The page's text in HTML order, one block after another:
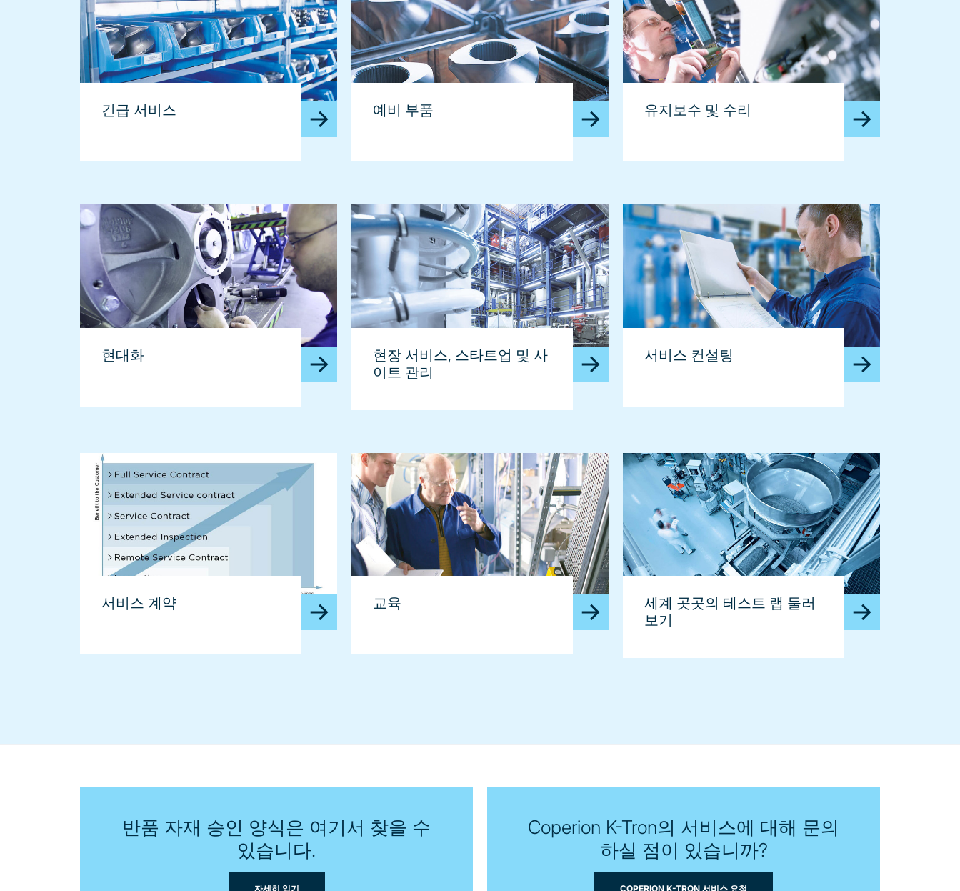
긴급 서비스 예비 부품 유지보수 및 수리
현대화
현장 서비스, 스타트업 및 사
이트 관리
서비스 컨설팅
서비스 계약 교육
세계 곳곳의 테스트 랩 둘러
보기
반품 자재 승인 양식은 여기서 찾을 수
있습니다.
자세히 읽기
Coperion K-Tron의 서비스에 대해 문의
하실 점이 있습니까?
COPERION K-TRON 서비스 요청